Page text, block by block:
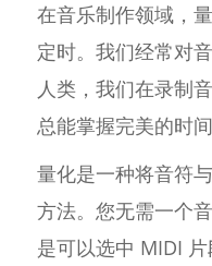
在音乐制作领域，
定时。我们经常对
人类，我们在录制
总能掌握完美的时间
量化是一种将音符
方法。您无需一个
是可以选中 MIDI